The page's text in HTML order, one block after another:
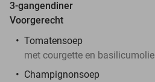
3-gangendiner
Voorgerecht
Tomatensoep
met courgette en basilicumolie
Champignonsoep